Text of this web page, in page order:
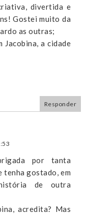
divertida e
Gostei muito da
as outras;
Jacobina, a cidade
Responder
por tanta
gostado, em
de outra
acredita? Mas